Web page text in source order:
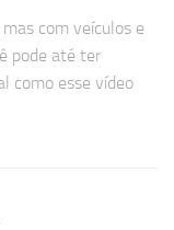
com veículos e
pode até ter
como esse vídeo